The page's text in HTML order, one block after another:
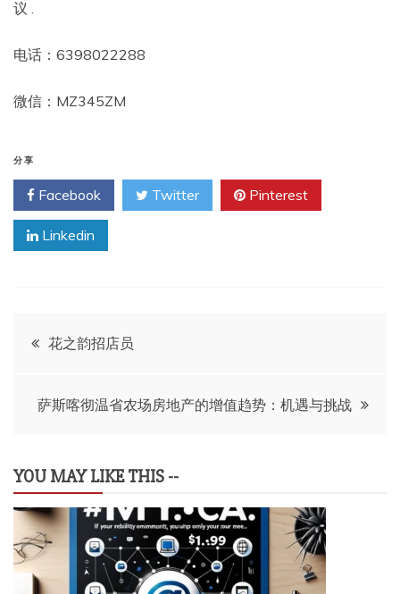
议 .
电话：6398022288
微信：MZ345ZM
分享
Facebook Twitter Pinterest
Linkedin
文
航
花之韵招店员
萨斯喀彻温省农场房地产的增值趋势：机遇与挑战
YOU MAY LIKE THIS --